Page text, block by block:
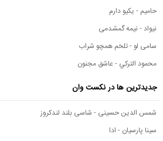
حامیم - یکیو دارم
نیواد - نیمه گمشدمی
سامی لو - تلخم همچو شراب
محمود التركي - عاشق مجنون
جدیدترین ها در نکست وان
شمس الدین حسینی - شاسی بلند لندکروز
سینا پارسیان - ادا